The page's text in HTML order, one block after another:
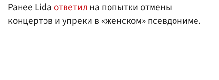
Ранее Lidaответилна попытки отмены
концертов и упреки в «женском» псевдониме.